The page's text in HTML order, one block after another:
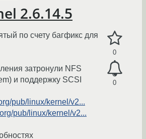
2.6.14.5
0
0
по счету багфикс для
затронули NFS
и поддержку SCSI
pub/linux/kernel/v2...
pub/linux/kernel/v2...